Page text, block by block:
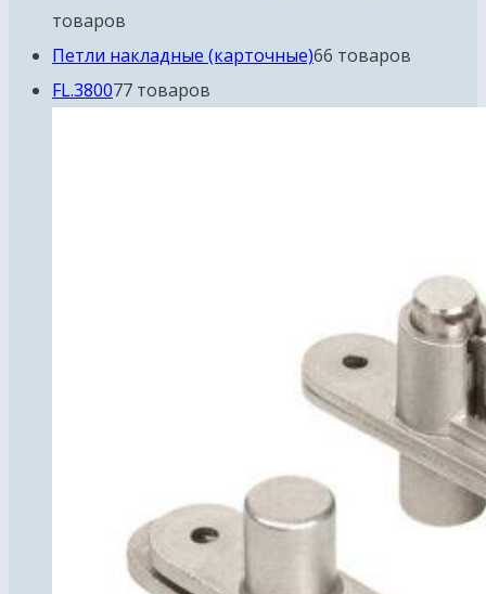
товаров
Петли накладные (карточные)66 товаров
FL.380077 товаров